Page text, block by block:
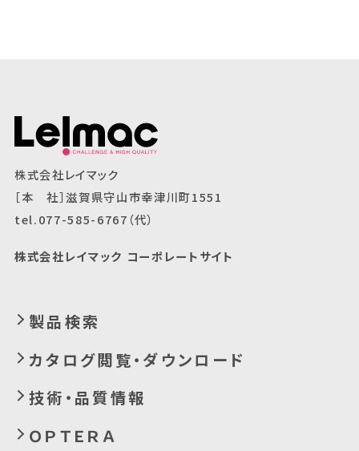
株式会社レイマック
［本 社］滋賀県守山市幸津川町1551
tel.077-585-6767（代）
株式会社レイマック コーポレートサイト
製品検索
カタログ閲覧・ダウンロード
技術・品質情報
ＯＰＴＥＲＡ